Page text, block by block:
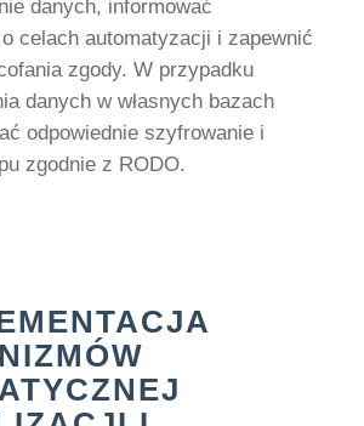
danych, informować
celach automatyzacji i zapewnić
zgody. W przypadku
danych w własnych bazach
odpowiednie szyfrowanie i
zgodnie z RODO.